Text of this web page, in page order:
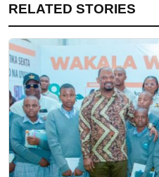
RELATED STORIES